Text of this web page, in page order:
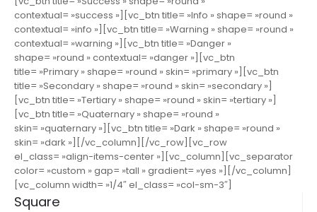
contextual= »success »][vc_btn title= »Info » shape= »round »
contextual= »info »][vc_btn title= »Warning » shape= »round »
contextual= »warning »][vc_btn title= »Danger »
shape= »round » contextual= »danger »][vc_btn
title= »Primary » shape= »round » skin= »primary »][vc_btn
title= »Secondary » shape= »round » skin= »secondary »]
[vc_btn title= »Tertiary » shape= »round » skin= »tertiary »]
[vc_btn title= »Quaternary » shape= »round »
skin= »quaternary »][vc_btn title= »Dark » shape= »round »
skin= »dark »][/vc_column][/vc_row][vc_row
el_class= »align-items-center »][vc_column][vc_separator
color= »custom » gap= »tall » gradient= »yes »][/vc_column]
[vc_column width= »1/4″ el_class= »col-sm-3″]
Square